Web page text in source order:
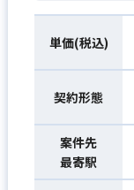
単価(税込)
契約形態
案件先
最寄駅